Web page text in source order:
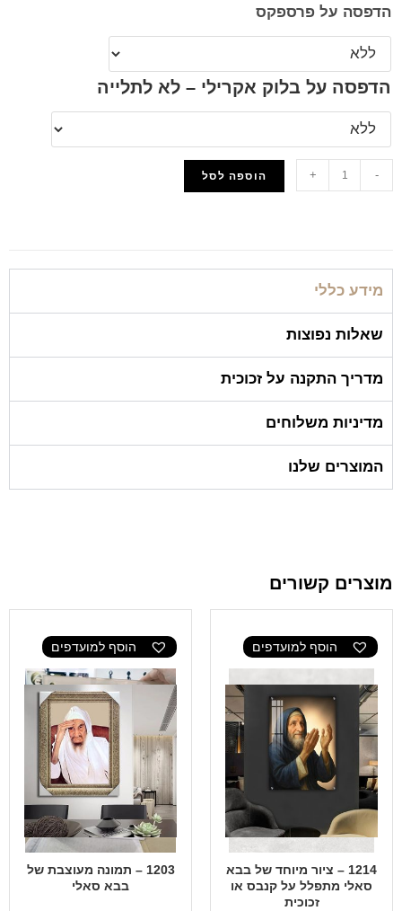
הדפסה על פרספקס
הדפסה על בלוק אקרילי – לא לתלייה
-
+ הוספה לסל
מידע כללי
שאלות נפוצות
מדריך התקנה על זכוכית
מדיניות משלוחים
המוצרים שלנו
מוצרים קשורים
הוסף למועדפים
1214 – ציור מיוחד של בבא
סאלי מתפלל על קנבס או
זכוכית
הוסף למועדפים
1203 – תמונה מעוצבת של
בבא סאלי